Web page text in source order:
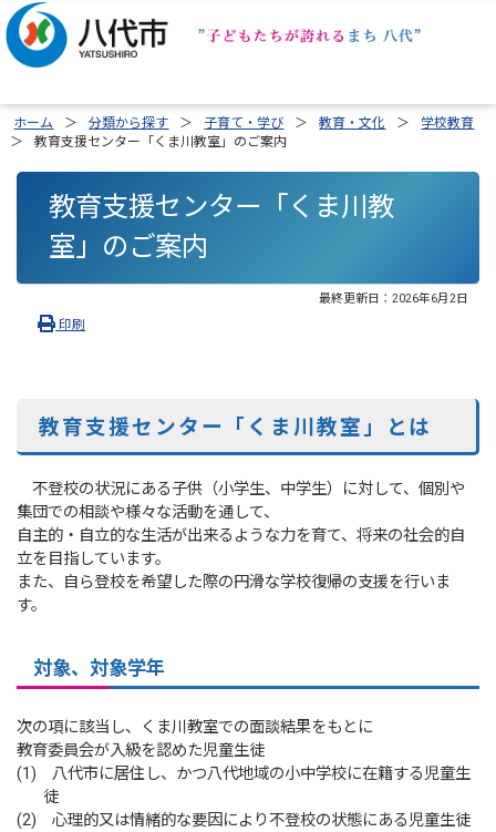
ホーム 分類から探す 子育て・学び 教育・文化
学校教育
教育支援センター「くま川教室」のご案内
教育支援センター「くま川教
室」のご案内
最終更新日： 2026年6月2日
印刷
教育支援センター「くま川教室」とは
不登校の状況にある子供（小学生、中学生）に対して、個別や
集団での相談や様々な活動を通して、
自主的・自立的な生活が出来るような力を育て、将来の社会的自
立を目指しています。
また、自ら登校を希望した際の円滑な学校復帰の支援を行いま
す。
対象、対象学年
次の項に該当し、くま川教室での面談結果をもとに
教育委員会が入級を認めた児童生徒
(1) 八代市に居住し、かつ八代地域の小中学校に在籍する児童生
徒
(2) 心理的又は情緒的な要因により不登校の状態にある児童生徒